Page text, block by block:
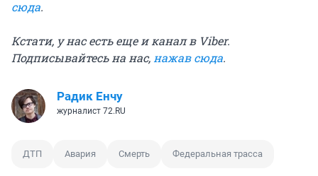
сюда.
Кстати, у нас есть еще и канал в Viber.
Подписывайтесь на нас, нажав сюда.
Радик Енчу
журналист 72.RU
ДТП Авария Смерть Федеральная трасса